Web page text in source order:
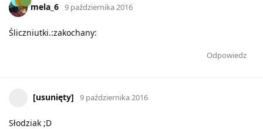
mela_6 9 października 2016
Śliczniutki.:zakochany:
Odpowiedz
[usunięty] 9 października 2016
Słodziak ;D